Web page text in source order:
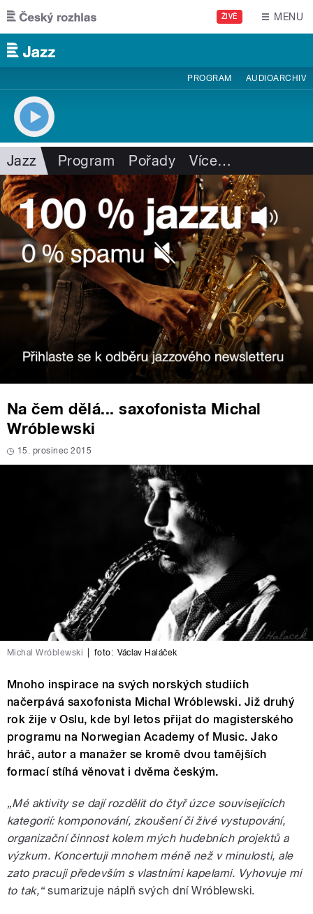
Přejít k hlavnímu obsahu
ŽIVĚ MENU
PROGRAM AUDIOARCHIV
Jazz Program Pořady Více…
Na čem dělá... saxofonista Michal
Wróblewski
15. prosinec 2015
Michal Wróblewski foto: Václav Haláček
Mnoho inspirace na svých norských studiích
načerpává saxofonista Michal Wróblewski. Již druhý
rok žije v Oslu, kde byl letos přijat do magisterského
programu na Norwegian Academy of Music. Jako
hráč, autor a manažer se kromě dvou tamějších
formací stíhá věnovat i dvěma českým.
„Mé aktivity se dají rozdělit do čtyř úzce souvisejících
kategorií: komponování, zkoušení či živé vystupování,
organizační činnost kolem mých hudebních projektů a
výzkum. Koncertuji mnohem méně než v minulosti, ale
zato pracuji především s vlastními kapelami. Vyhovuje mi
to tak,“sumarizuje náplň svých dní Wróblewski.